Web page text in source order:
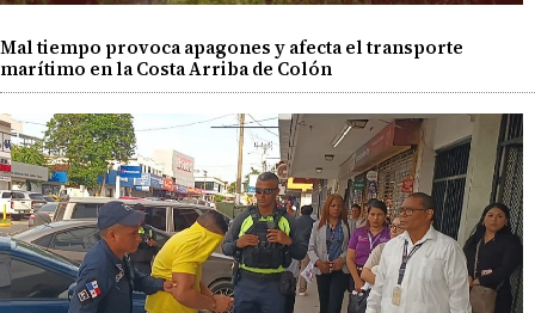
Mal tiempo provoca apagones y afecta el transporte
marítimo en la Costa Arriba de Colón